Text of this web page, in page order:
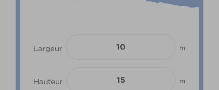
Largeur m
Hauteur m